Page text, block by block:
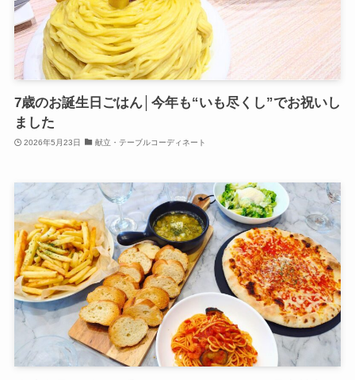
7歳のお誕生日ごはん│今年も“いも尽くし”でお祝いし
ました
2026年5月23日 献立・テーブルコーディネート